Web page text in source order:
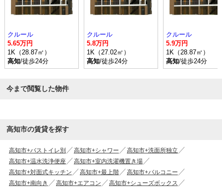
クルール
5.65万円
1K（28.87㎡）
高知/徒歩24分
クルール
5.8万円
1K（27.02㎡）
高知/徒歩24分
クルール
5.9万円
1K（28.87㎡）
高知/徒歩24分
今まで閲覧した物件
高知市の賃貸を探す
高知市+バストイレ別 高知市+シャワー
高知市+洗面所独立
高知市+温水洗浄便座
高知市+室内洗濯機置き場
高知市+対面式キッチン
高知市+最上階
高知市+バルコニー
高知市+南向き
高知市+エアコン
高知市+シューズボックス